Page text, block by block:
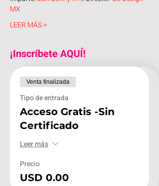
MX
LEER MÁS >
¡Inscríbete AQUÍ!
Venta finalizada
Tipo de entrada
Acceso Gratis -Sin
Certificado
Leer más
Precio
USD 0.00